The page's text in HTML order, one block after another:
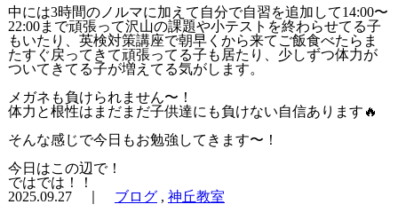
中には3時間のノルマに加えて自分で自習を追加して14:00〜
22:00まで頑張って沢山の課題や小テストを終わらせてる子
もいたり、英検対策講座で朝早くから来てご飯食べたらま
たすぐ戻ってきて頑張ってる子も居たり、少しずつ体力が
ついてきてる子が増えてる気がします。
メガネも負けられません〜！
体力と根性はまだまだ子供達にも負けない自信あります🔥
そんな感じで今日もお勉強してきます〜！
今日はこの辺で！
ではでは！！
2025.09.27 ｜ ブログ, 神丘教室